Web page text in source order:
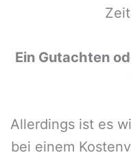
Ein Gutachten
Allerdings ist es
bei einem